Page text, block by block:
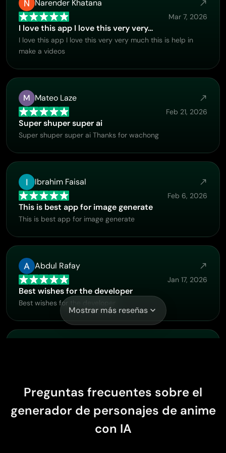
Narender Khatana
Mar 7, 2026
I love this app I love this very very…
I love this app I love this very very much this is help in
make a videos
M Mateo Laze
Feb 21, 2026
Super shuper super ai
Super shuper super ai Thanks for wachong
Ibrahim Faisal
Feb 6, 2026
This is best app for image generate
This is best app for image generate
Abdul Rafay
Jan 17, 2026
Best wishes for the developer
Best wishes for the developer
Wonderful experience I’ve ever had
Mostrar más reseñas
Preguntas frecuentes sobre el
generador de personajes de anime
con IA